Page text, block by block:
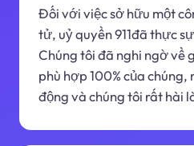
Đối với việc sở hữu một
tử, uỷ quyền 911đã thực
Chúng tôi đã nghi ngờ về
phù hợp 100% của
động và chúng tôi rất hài